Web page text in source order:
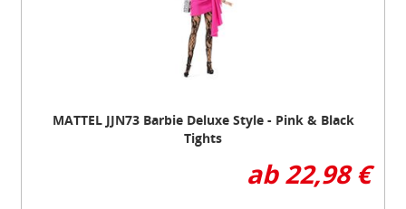
MATTEL JJN73 Barbie Deluxe Style - Pink & Black
Tights
ab 22,98 €